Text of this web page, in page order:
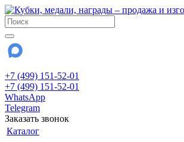
+7 (499) 151-52-01
+7 (499) 151-52-01
WhatsApp
Telegram
Заказать звонок
Каталог